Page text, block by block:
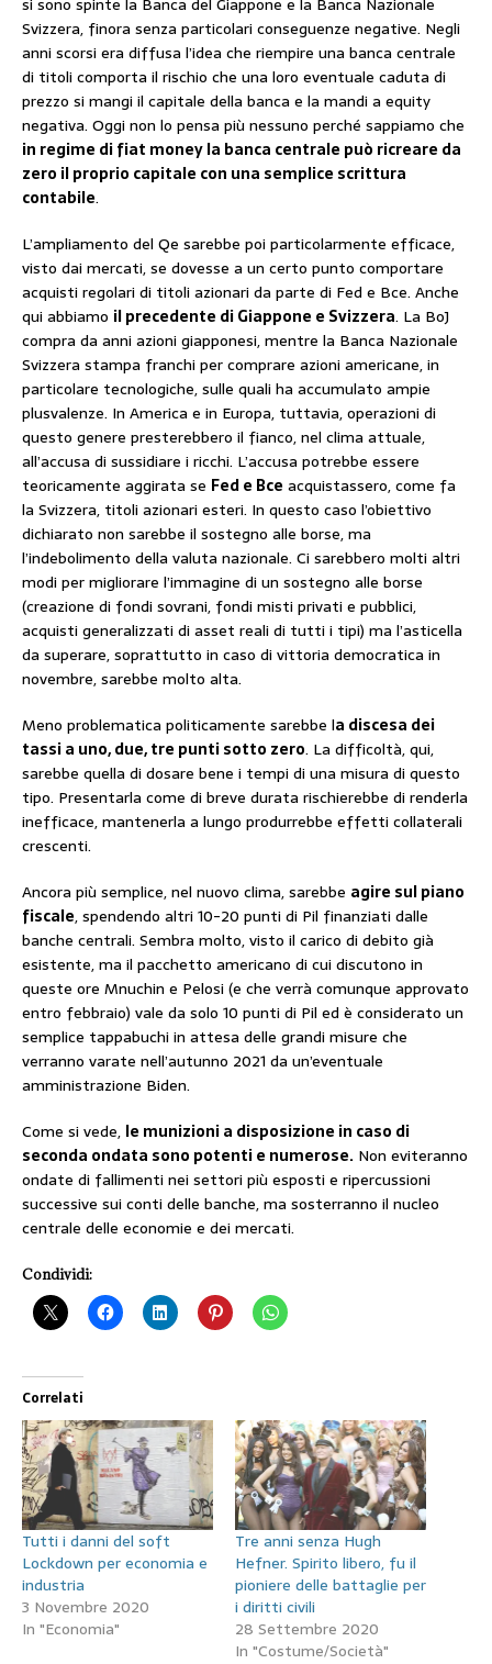
Svizzera, finora senza particolari conseguenze negative. Negli
anni scorsi era diffusa l’idea che riempire una banca centrale
di titoli comporta il rischio che una loro eventuale caduta di
prezzo si mangi il capitale della banca e la mandi a equity
negativa. Oggi non lo pensa più nessuno perché sappiamo che
in regime di fiat money la banca centrale può ricreare da
zero il proprio capitale con una semplice scrittura
contabile.
L’ampliamento del Qe sarebbe poi particolarmente efficace,
visto dai mercati, se dovesse a un certo punto comportare
acquisti regolari di titoli azionari da parte di Fed e Bce. Anche
qui abbiamo il precedente di Giappone e Svizzera. La BoJ
compra da anni azioni giapponesi, mentre la Banca Nazionale
Svizzera stampa franchi per comprare azioni americane, in
particolare tecnologiche, sulle quali ha accumulato ampie
plusvalenze. In America e in Europa, tuttavia, operazioni di
questo genere presterebbero il fianco, nel clima attuale,
all’accusa di sussidiare i ricchi. L’accusa potrebbe essere
teoricamente aggirata se Fed e Bce acquistassero, come fa
la Svizzera, titoli azionari esteri. In questo caso l’obiettivo
dichiarato non sarebbe il sostegno alle borse, ma
l’indebolimento della valuta nazionale. Ci sarebbero molti altri
modi per migliorare l’immagine di un sostegno alle borse
(creazione di fondi sovrani, fondi misti privati e pubblici,
acquisti generalizzati di asset reali di tutti i tipi) ma l’asticella
da superare, soprattutto in caso di vittoria democratica in
novembre, sarebbe molto alta.
Meno problematica politicamente sarebbe la discesa dei
tassi a uno, due, tre punti sotto zero. La difficoltà, qui,
sarebbe quella di dosare bene i tempi di una misura di questo
tipo. Presentarla come di breve durata rischierebbe di renderla
inefficace, mantenerla a lungo produrrebbe effetti collaterali
crescenti.
Ancora più semplice, nel nuovo clima, sarebbe agire sul piano
fiscale, spendendo altri 10-20 punti di Pil finanziati dalle
banche centrali. Sembra molto, visto il carico di debito già
esistente, ma il pacchetto americano di cui discutono in
queste ore Mnuchin e Pelosi (e che verrà comunque approvato
entro febbraio) vale da solo 10 punti di Pil ed è considerato un
semplice tappabuchi in attesa delle grandi misure che
verranno varate nell’autunno 2021 da un’eventuale
amministrazione Biden.
Come si vede, le munizioni a disposizione in caso di
seconda ondata sono potenti e numerose. Non eviteranno
ondate di fallimenti nei settori più esposti e ripercussioni
successive sui conti delle banche, ma sosterranno il nucleo
centrale delle economie e dei mercati.
Condividi:
Correlati
Tutti i danni del soft
Lockdown per economia e
industria
3 Novembre 2020
In "Economia"
Tre anni senza Hugh
Hefner. Spirito libero, fu il
pioniere delle battaglie per
i diritti civili
28 Settembre 2020
In "Costume/Società"